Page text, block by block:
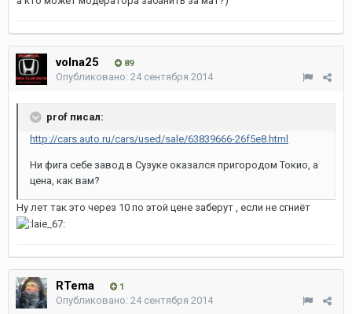
volna25 89
Опубликовано: 24 сентября 2014
prof писал:
http://cars.auto.ru/cars/used/sale/63839666-26f5e8.html
Ни фига себе завод в Сузуке оказался пригородом Токио, а
цена, как вам?
Ну лет так это через 10 по этой цене заберут , если не сгниёт
RTema 1
Опубликовано: 24 сентября 2014